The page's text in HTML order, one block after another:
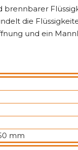
brennbarer
die
und ein
mm